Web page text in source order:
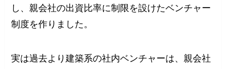
し、親会社の出資比率に制限を設けたベンチャー
制度を作りました。
実は過去より建築系の社内ベンチャーは、親会社